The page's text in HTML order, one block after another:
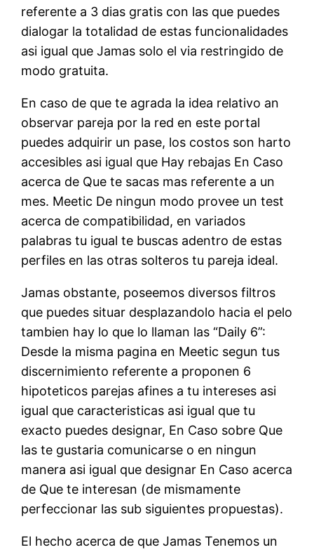
referente a 3 dias gratis con las que puedes
dialogar la totalidad de estas funcionalidades
asi igual que Jamas solo el via restringido de
modo gratuita.
En caso de que te agrada la idea relativo an
observar pareja por la red en este portal
puedes adquirir un pase, los costos son harto
accesibles asi igual que Hay rebajas En Caso
acerca de Que te sacas mas referente a un
mes. Meetic De ningun modo provee un test
acerca de compatibilidad, en variados
palabras tu igual te buscas adentro de estas
perfiles en las otras solteros tu pareja ideal.
Jamas obstante, poseemos diversos filtros
que puedes situar desplazandolo hacia el pelo
tambien hay lo que lo llaman las “Daily 6”:
Desde la misma pagina en Meetic segun tus
discernimiento referente a proponen 6
hipoteticos parejas afines a tu intereses asi
igual que caracteristicas asi igual que tu
exacto puedes designar, En Caso sobre Que
las te gustaria comunicarse o en ningun
manera asi igual que designar En Caso acerca
de Que te interesan (de mismamente
perfeccionar las sub siguientes propuestas).
El hecho acerca de que Jamas Tenemos un